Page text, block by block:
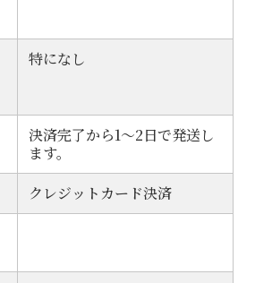
特になし
決済完了から1～2日で発送し
ます。
クレジットカード決済